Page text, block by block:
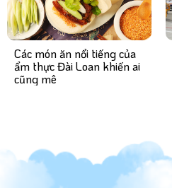
Các món ăn nổi tiếng của
ẩm thực Đài Loan khiến ai
cũng mê